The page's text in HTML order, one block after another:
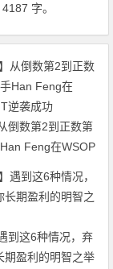
字。
倒数第2到正数第
Feng在WSOP
功
到这6种情况，弃
期盈利的明智之举